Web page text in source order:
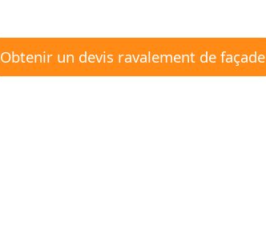
Obtenir un devis ravalement de façade